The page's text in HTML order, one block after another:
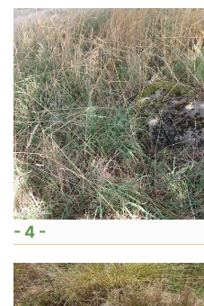
- 4 -